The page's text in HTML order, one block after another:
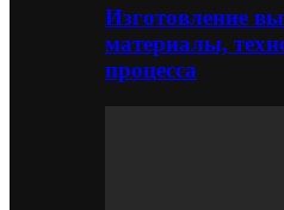
Изготовление
материалы,
процесса